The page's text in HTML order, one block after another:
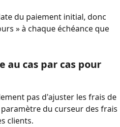
du paiement initial, donc
» à chaque échéance que
au cas par cas pour
pas d'ajuster les frais de
du curseur des frais
clients.